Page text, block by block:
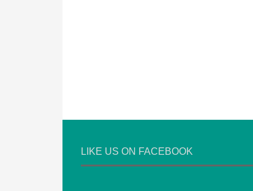
LIKE US ON FACEBOOK